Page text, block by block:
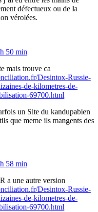
défectueux ou de la
vérolées.
50 min
mais trouve ca
Desintox-Russie-
de-kilometres-de-
69700.html
un Site du kandupabien
que meme ils mangents des
58 min
a une autre version
Desintox-Russie-
de-kilometres-de-
69700.html